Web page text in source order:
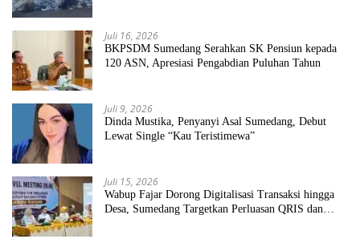
Juli 16, 2026
BKPSDM Sumedang Serahkan SK Pensiun kepada
120 ASN, Apresiasi Pengabdian Puluhan Tahun
Juli 9, 2026
Dinda Mustika, Penyanyi Asal Sumedang, Debut
Lewat Single “Kau Teristimewa”
Juli 15, 2026
Wabup Fajar Dorong Digitalisasi Transaksi hingga
Desa, Sumedang Targetkan Perluasan QRIS dan